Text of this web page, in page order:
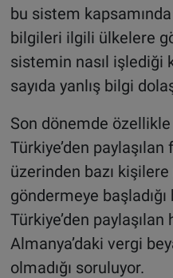
bu sistem
bilgileri ilgili ülkelere
sistemin nasıl işlediği
sayıda yanlış bilgi
Son dönemde
Türkiye’den
üzerinden bazı
göndermeye
Türkiye’den
Almanya’daki vergi
olmadığı soruluyor.